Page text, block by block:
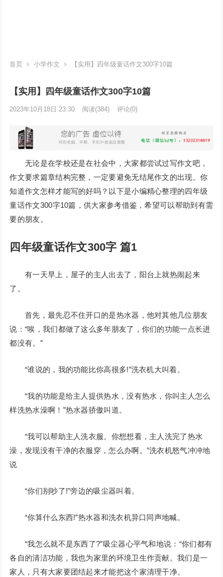
首页 小学作文 【实用】四年级童话作文300字10篇
【实用】四年级童话作文300字10篇
2023年10月18日 23:30 阅读(384) 评论(0)
无论是在学校还是在社会中，大家都尝试过写作文吧，
作文要求篇章结构完整，一定要避免无结尾作文的出现。你
知道作文怎样才能写的好吗？以下是小编精心整理的四年级
童话作文300字10篇，供大家参考借鉴，希望可以帮助到有需
要的朋友。
四年级童话作文300字 篇1
有一天早上，屋子的主人出去了，阳台上就热闹起来
了。
首先，最先忍不住开口的是热水器，他对其他几位朋友
说：“唉，我们都做了这么多年朋友了，你们的功能一点长进
都没有。”
“谁说的，我的功能比你高很多!”洗衣机大叫着。
“我的功能是给主人提供热水，没有热水，你叫主人怎么
样洗热水澡啊！”热水器骄傲叫道。
“我可以帮助主人洗衣服。你想想看，主人洗完了热水
澡，发现没有干净的衣服穿，怎么办啊。”洗衣机怒气冲冲地
说
“你们别吵了!”旁边的吸尘器叫着。
“你算什么东西!”热水器和洗衣机异口同声地喊。
“我怎么就不是东西了?”吸尘器心平气和地说：“你们都有
各自的清洁功能，我也为家里的环境卫生作贡献。我们是一
家人，只有大家要团结起来才能把这个家清理干净。